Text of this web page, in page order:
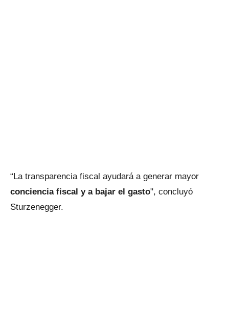
“La transparencia fiscal ayudará a generar mayor
conciencia fiscal y a bajar el gasto", concluyó
Sturzenegger.